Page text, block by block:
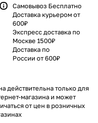
Самовывоз Бесплатно
Доставка курьером от
600₽
Экспресс доставка по
Москве 1500₽
Доставка по
России от 600₽
действительна только для
магазина и может
от цен в розничных